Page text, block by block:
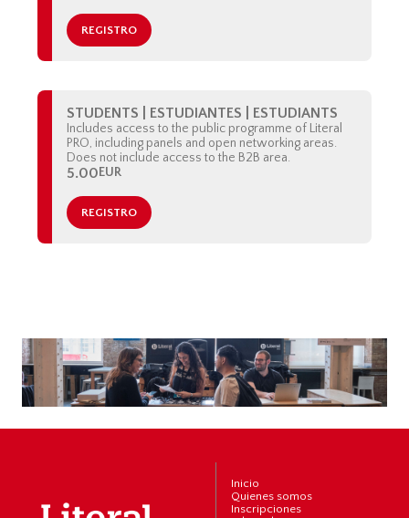
REGISTRO
5.00EUR
REGISTRO
STUDENTS | ESTUDIANTES | ESTUDIANTS
Includes access to the public programme of Literal
PRO, including panels and open networking areas.
Does not include access to the B2B area.
Inicio
Quienes somos
Inscripciones